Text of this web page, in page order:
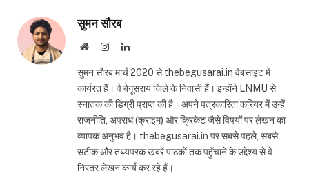
सुमन सौरब
WebsiteInstagramLinkedIn
सुमन सौरब मार्च 2020 से thebegusarai.in वेबसाइट में
कार्यरत हैं। वे बेगूसराय जिले के निवासी हैं। इन्होंने LNMU से
स्नातक की डिग्री प्राप्त की है। अपने पत्रकारिता करियर में उन्हें
राजनीति, अपराध (क्राइम) और क्रिकेट जैसे विषयों पर लेखन का
व्यापक अनुभव है। thebegusarai.in पर सबसे पहले, सबसे
सटीक और तथ्यपरक खबरें पाठकों तक पहुँचाने के उद्देश्य से वे
निरंतर लेखन कार्य कर रहे हैं।